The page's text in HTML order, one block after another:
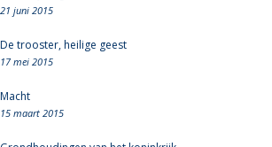
21 juni 2015
De trooster, heilige geest
17 mei 2015
Macht
15 maart 2015